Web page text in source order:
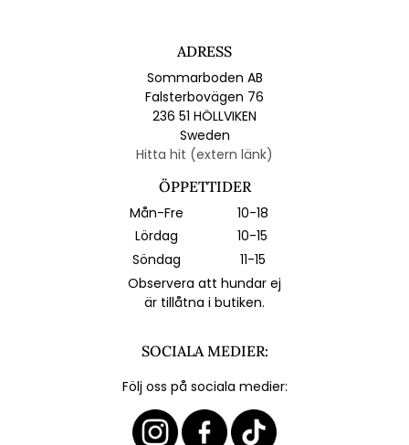
ADRESS
Sommarboden AB
Falsterbovägen 76
236 51 HÖLLVIKEN
Sweden
Hitta hit (extern länk)
ÖPPETTIDER
Mån-Fre
10-18
Lördag
10-15
Söndag
11-15
Observera att hundar ej
är tillåtna i butiken.
SOCIALA MEDIER:
Följ oss på sociala medier: